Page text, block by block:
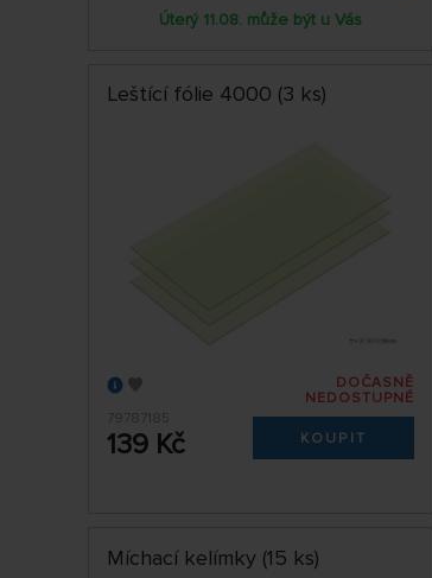
Úterý 11.08. může být u Vás
Leštící fólie 4000 (3 ks)
79787185
139 Kč
DOČASNĚ
NEDOSTUPNÉ
KOUPIT
Míchací kelímky (15 ks)